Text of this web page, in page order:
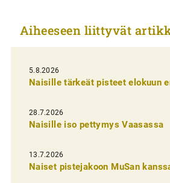
k
e
l
i
e
n
e
Aiheeseen liittyvät
5.8.2026
Naisille tärkeät pisteet elokuun
28.7.2026
Naisille iso pettymys Vaasassa
13.7.2026
Naiset pistejakoon MuSan